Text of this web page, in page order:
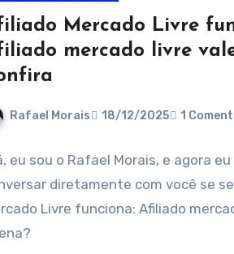
Mercado Livre
mercado livre
Rafael Morais 18/12/2025 1
eu sou o Rafael Morais, e agora
diretamente com você se
Livre funciona: Afiliado